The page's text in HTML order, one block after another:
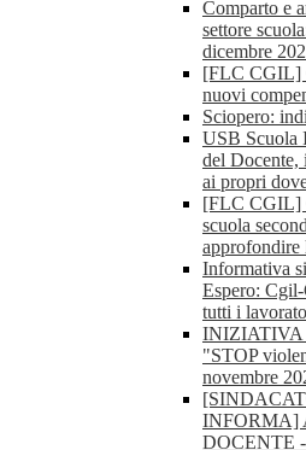
Comparto e
settore
dicembre
[FLC CGIL]
nuovi
Sciopero:
USB Scuola
del Docente,
ai propri
[FLC CGIL]
scuola
approfondire
Informativa
Espero:
tutti i
INIZIATIVA
"STOP
novembre
INFORMA]
DOCENTE